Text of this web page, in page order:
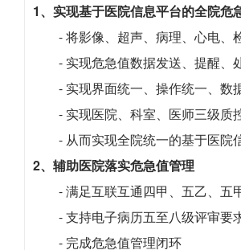
1、实现基于医院信息平台的全院危
- 将影像、超声、病理、心电、
- 实现危急值数据发送、提醒、
- 实现界面统一、操作统一、数
- 实现医院、科室、医师三级质
- 从而实现全院统一的基于医院
2、辅助医院落实危急值管理
- 满足互联互通四甲、五乙、五
- 支持电子病历五至八级评审要
- 完成危急值管理闭环